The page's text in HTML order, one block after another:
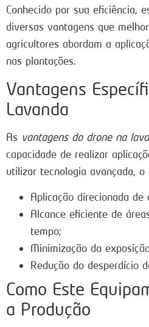
Conhecido por sua eficiência,
diversas vantagens que
agricultores abordam a
nas plantações.
Vantagens
Lavanda
As vantagens do drone na
capacidade de realizar
utilizar tecnologia avançada, o
Aplicação direcionada
Alcance eficiente de
tempo;
Minimização da
Redução do desperdício
Como Este
a Produção